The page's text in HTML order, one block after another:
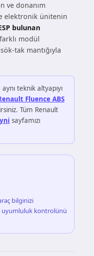
ve donanım
elektronik ünitenin
bulunan
modül
tak mantığıyla
teknik altyapıyı
Fluence ABS
Tüm Renault
sayfamızı
bilginizi
uyumluluk kontrolünü